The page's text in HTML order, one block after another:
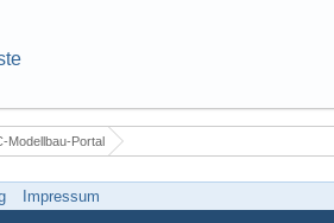
Modellbau-Portal
Impressum